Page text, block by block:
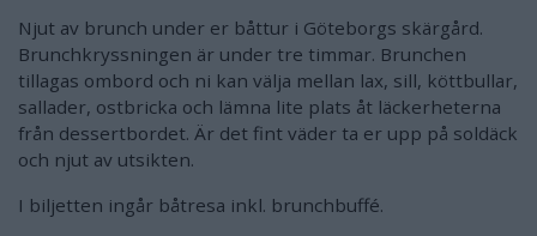
Njut av brunch under er båttur i Göteborgs skärgård.
Brunchkryssningen är under tre timmar. Brunchen
tillagas ombord och ni kan välja mellan lax, sill, köttbullar,
sallader, ostbricka och lämna lite plats åt läckerheterna
från dessertbordet. Är det fint väder ta er upp på soldäck
och njut av utsikten.
I biljetten ingår båtresa inkl. brunchbuffé.